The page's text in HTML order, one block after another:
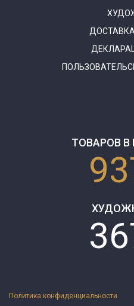
ТОВАРОВ
Политика конфиденциальности